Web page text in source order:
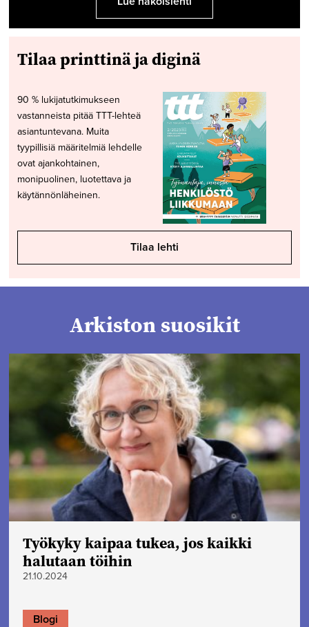
Tilaa printtinä ja diginä
90 % lukijatutkimukseen
vastanneista pitää TTT-lehteä
asiantuntevana. Muita
tyypillisiä määritelmiä lehdelle
ovat ajankohtainen,
monipuolinen, luotettava ja
käytännönläheinen.
Tilaa lehti
Arkiston suosikit
Työkyky kaipaa tukea, jos kaikki
halutaan töihin
21.10.2024
Blogi